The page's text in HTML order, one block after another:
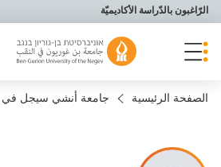
תפריט נגישות
الرّاغبون بالدّراسة الأكاديميّة
الصفحة الرئيسية جامعة أنشي سيجل في